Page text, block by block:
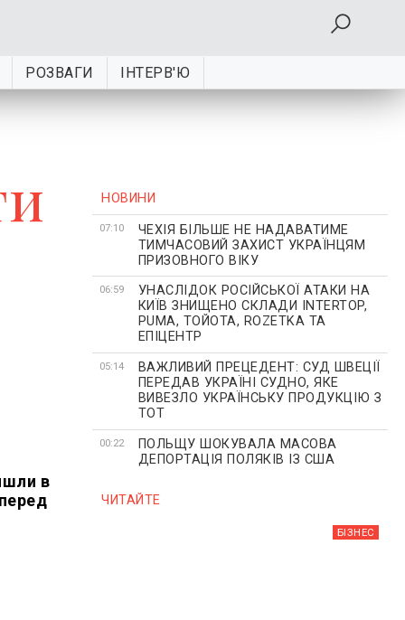
РОЗВАГИ ІНТЕРВ'Ю
в
НОВИНИ
07:10
ЧЕХІЯ БІЛЬШЕ НЕ НАДАВАТИМЕ
ТИМЧАСОВИЙ ЗАХИСТ УКРАЇНЦЯМ
ПРИЗОВНОГО ВІКУ
06:59
УНАСЛІДОК РОСІЙСЬКОЇ АТАКИ НА
КИЇВ ЗНИЩЕНО СКЛАДИ INTERTOP,
PUMA, ТОЙОТА, ROZETKA ТА
ЕПІЦЕНТР
05:14
ВАЖЛИВИЙ ПРЕЦЕДЕНТ: СУД ШВЕЦІЇ
ПЕРЕДАВ УКРАЇНІ СУДНО, ЯКЕ
ВИВЕЗЛО УКРАЇНСЬКУ ПРОДУКЦІЮ З
ТОТ
00:22
ПОЛЬЩУ ШОКУВАЛА МАСОВА
ДЕПОРТАЦІЯ ПОЛЯКІВ ІЗ США
ЧИТАЙТЕ
БІЗНЕС